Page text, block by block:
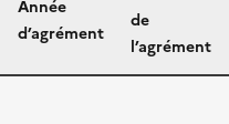
Année
d’agrément
de
l’agrément